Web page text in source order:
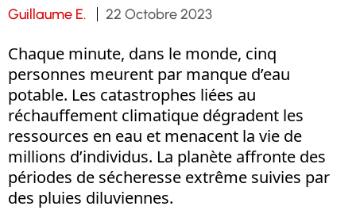
Guillaume E. 22 Octobre 2023
Chaque minute, dans le monde, cinq
personnes meurent par manque d’eau
potable. Les catastrophes liées au
réchauffement climatique dégradent les
ressources en eau et menacent la vie de
millions d’individus. La planète affronte des
périodes de sécheresse extrême suivies par
des pluies diluviennes.